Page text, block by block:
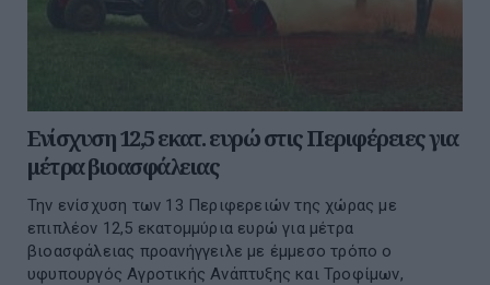
Ενίσχυση 12,5 εκατ. ευρώ στις Περιφέρειες για
μέτρα βιοασφάλειας
Την ενίσχυση των 13 Περιφερειών της χώρας με
επιπλέον 12,5 εκατομμύρια ευρώ για μέτρα
βιοασφάλειας προανήγγειλε με έμμεσο τρόπο ο
υφυπουργός Αγροτικής Ανάπτυξης και Τροφίμων,